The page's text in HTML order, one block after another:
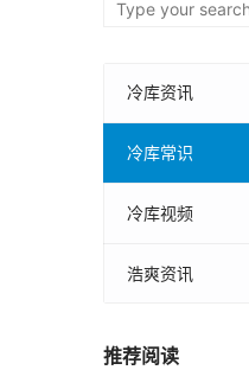
冷库资讯
冷库常识
冷库视频
浩爽资讯
推荐阅读